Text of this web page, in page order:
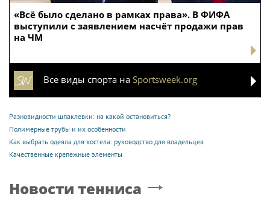
«Всё было сделано в рамках права». В ФИФА
выступили с заявлением насчёт продажи прав
на ЧМ
Все виды спорта на Sportsweek.org
Разновидности шпаклевки: на какой остановиться?
Полимерные трубы и их особенности
Как выбрать одеяла для хостела: руководство для владельцев
Качественные крепежные элементы
Новости тенниса